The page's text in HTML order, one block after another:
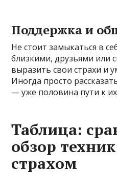
Поддержка и
Не стоит замыкаться в
близкими, друзьями или
выразить свои страхи и
Иногда просто
— уже половина пути к
Таблица:
обзор
страхом